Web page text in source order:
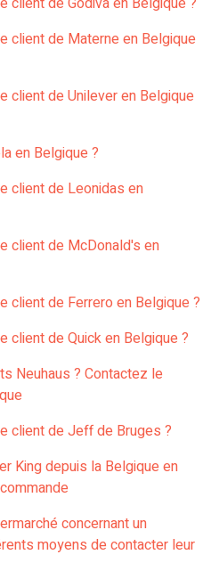
client de Materne en Belgique
client de Unilever en Belgique
en Belgique ?
client de Leonidas en
client de McDonald's en
client de Ferrero en Belgique ?
client de Quick en Belgique ?
Neuhaus ? Contactez le
client de Jeff de Bruges ?
King depuis la Belgique en
concernant un
moyens de contacter leur